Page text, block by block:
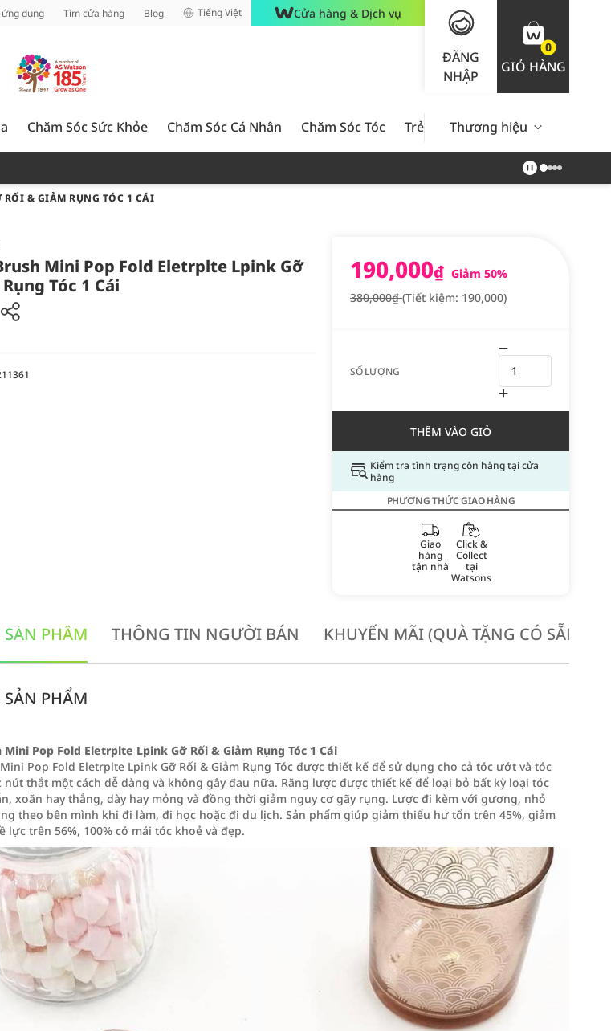
ứng dụng Tìm cửa hàng Blog Tiếng Việt Cửa hàng & Dịch vụ
ĐĂNG
NHẬP
0
GIỎ HÀNG
Chăm Sóc Sức Khỏe Chăm Sóc Cá Nhân Chăm Sóc Tóc Trẻ Em Nam Giới Chăm Sóc
Thương hiệu
RỐI & GIẢM RỤNG TÓC 1 CÁI
Mini Pop Fold Eletrplte Lpink Gỡ
Tóc 1 Cái
190,000₫ Giảm 50%
380,000₫(Tiết kiệm: 190,000)
SỐ LƯỢNG
THÊM VÀO GIỎ
Kiểm tra tình trạng còn hàng tại cửa
hàng
PHƯƠNG THỨC GIAO HÀNG
Giao
hàng
tận nhà
Click &
Collect
tại
Watsons
PHẨM THÔNG TIN NGƯỜI BÁN KHUYẾN MÃI (QUÀ TẶNG CÓ SẴN
PHẨM
Pop Fold Eletrplte Lpink Gỡ Rối & Giảm Rụng Tóc 1 Cái
Pop Fold Eletrplte Lpink Gỡ Rối & Giảm Rụng Tóc được thiết kế để sử dụng cho cả tóc ướt và tóc
nút thắt một cách dễ dàng và không gây đau nữa. Răng lược được thiết kế để loại bỏ bất kỳ loại tóc
xoăn hay thẳng, dày hay mỏng và đồng thời giảm nguy cơ gãy rụng. Lược đi kèm với gương, nhỏ
theo bên mình khi đi làm, đi học hoặc đi du lịch. Sản phẩm giúp giảm thiểu hư tổn trên 45%, giảm
lực trên 56%, 100% có mái tóc khoẻ và đẹp.